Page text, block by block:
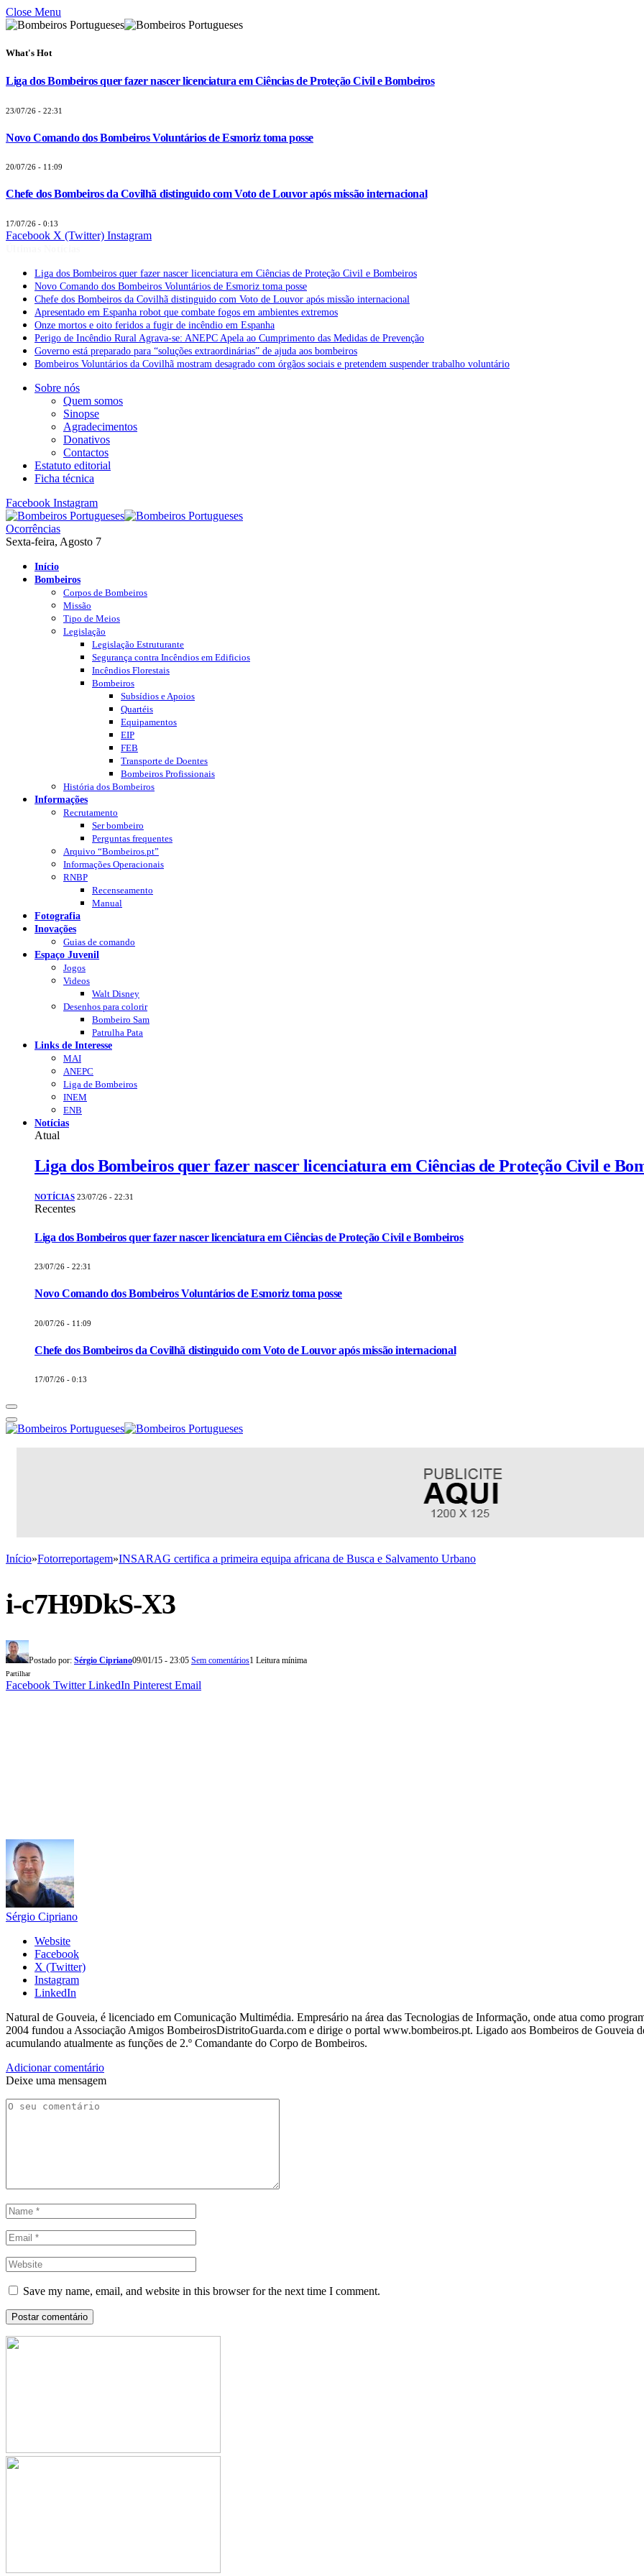
Close Menu
What's Hot
Liga dos Bombeiros quer fazer nascer licenciatura em Ciências de Proteção Civil e Bombeiros
23/07/26 - 22:31
Novo Comando dos Bombeiros Voluntários de Esmoriz toma posse
20/07/26 - 11:09
Chefe dos Bombeiros da Covilhã distinguido com Voto de Louvor após missão internacional
17/07/26 - 0:13
Facebook X (Twitter) Instagram
Liga dos Bombeiros quer fazer nascer licenciatura em Ciências de Proteção Civil e Bombeiros
Novo Comando dos Bombeiros Voluntários de Esmoriz toma posse
Chefe dos Bombeiros da Covilhã distinguido com Voto de Louvor após missão internacional
Apresentado em Espanha robot que combate fogos em ambientes extremos
Onze mortos e oito feridos a fugir de incêndio em Espanha
Perigo de Incêndio Rural Agrava-se: ANEPC Apela ao Cumprimento das Medidas de Prevenção
Governo está preparado para “soluções extraordinárias” de ajuda aos bombeiros
Bombeiros Voluntários da Covilhã mostram desagrado com órgãos sociais e pretendem suspender trabalho voluntário
Sobre nós
Quem somos
Sinopse
Agradecimentos
Donativos
Contactos
Estatuto editorial
Ficha técnica
Facebook Instagram
Ocorrências
Sexta-feira, Agosto 7
Início
Bombeiros
Corpos de Bombeiros
Missão
Tipo de Meios
Legislação
Legislação Estruturante
Segurança contra Incêndios em Edificios
Incêndios Florestais
Bombeiros
Subsídios e Apoios
Quartéis
Equipamentos
EIP
FEB
Transporte de Doentes
Bombeiros Profissionais
História dos Bombeiros
Informações
Recrutamento
Ser bombeiro
Perguntas frequentes
Arquivo “Bombeiros.pt”
Informações Operacionais
RNBP
Recenseamento
Manual
Fotografia
Inovações
Guias de comando
Espaço Juvenil
Jogos
Videos
Walt Disney
Desenhos para colorir
Bombeiro Sam
Patrulha Pata
Links de Interesse
MAI
ANEPC
Liga de Bombeiros
INEM
ENB
Notícias
Atual
Liga dos Bombeiros quer fazer nascer licenciatura em Ciências de Proteção Civil e
NOTÍCIAS 23/07/26 - 22:31
Recentes
Liga dos Bombeiros quer fazer nascer licenciatura em Ciências de Proteção Civil e Bombeiros
23/07/26 - 22:31
Novo Comando dos Bombeiros Voluntários de Esmoriz toma posse
20/07/26 - 11:09
Chefe dos Bombeiros da Covilhã distinguido com Voto de Louvor após missão internacional
17/07/26 - 0:13
Início»Fotorreportagem»INSARAG certifica a primeira equipa africana de Busca e Salvamento Urbano
i-c7H9DkS-X3
Postado por: Sérgio Cipriano09/01/15 - 23:05 Sem comentários1 Leitura mínima
Partilhar
Facebook Twitter LinkedIn Pinterest Email
Sérgio Cipriano
Website
Facebook
X (Twitter)
Instagram
LinkedIn
Natural de Gouveia, é licenciado em Comunicação Multimédia. Empresário na área das Tecnologias de Informação, onde atua como
2004 fundou a Associação Amigos BombeirosDistritoGuarda.com e dirige o portal www.bombeiros.pt. Ligado aos Bombeiros de Gouveia
acumulando atualmente as funções de 2.º Comandante do Corpo de Bombeiros.
Adicionar comentário
Deixe uma mensagem
Save my name, email, and website in this browser for the next time I comment.